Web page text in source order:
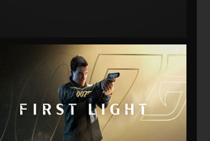
VIEW